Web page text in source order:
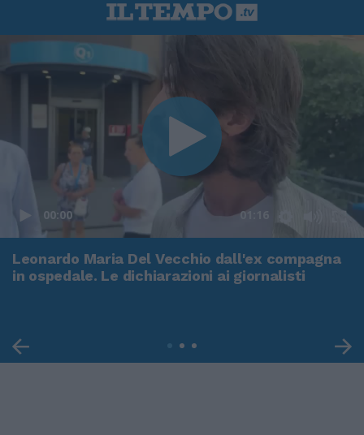
00:00 01:16
Leonardo Maria Del Vecchio dall'ex compagna
in ospedale. Le dichiarazioni ai giornalisti